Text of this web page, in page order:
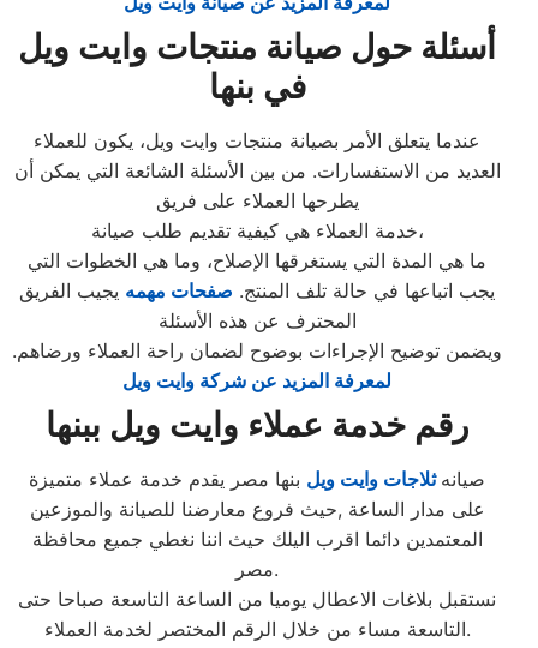
أسئلة حول صيانة منتجات وايت ويل
في بنها
عندما يتعلق الأمر بصيانة منتجات وايت ويل، يكون للعملاء
العديد من الاستفسارات. من بين الأسئلة الشائعة التي يمكن أن
يطرحها العملاء على فريق
خدمة العملاء هي كيفية تقديم طلب صيانة،
ما هي المدة التي يستغرقها الإصلاح، وما هي الخطوات التي
يجب اتباعها في حالة تلف المنتج. صفحات مهمه يجيب الفريق
المحترف عن هذه الأسئلة
ويضمن توضيح الإجراءات بوضوح لضمان راحة العملاء ورضاهم.
لمعرفة المزيد عن شركة وايت ويل
رقم خدمة عملاء وايت ويل ببنها
صيانه ثلاجات وايت ويل بنها مصر يقدم خدمة عملاء متميزة
على مدار الساعة ,حيث فروع معارضنا للصيانة والموزعين
المعتمدين دائما اقرب اليلك حيث اننا نغطي جميع محافظة
مصر.
نستقبل بلاغات الاعطال يوميا من الساعة التاسعة صباحا حتى
التاسعة مساء من خلال الرقم المختصر لخدمة العملاء.